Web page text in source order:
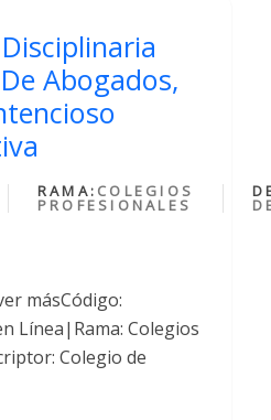
Abogados,
RAMA: COLEGIOS
PROFESIONALES
másCódigo:
Línea|Rama: Colegios
Colegio de